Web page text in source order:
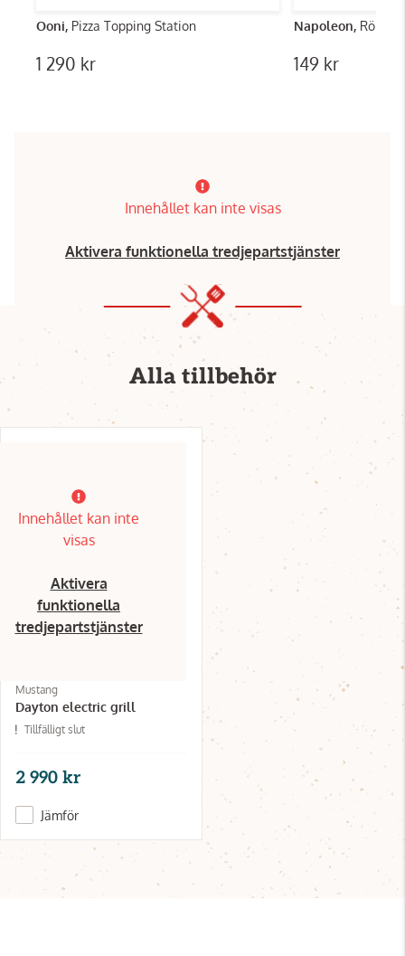
Ooni, Pizza Topping Station
1 290 kr
Napoleon,
149 kr
Innehållet kan inte visas
Aktivera funktionella tredjepartstjänster
Alla tillbehör
Innehållet kan inte
visas
Aktivera
funktionella
tredjepartstjänster
Mustang
Dayton electric grill
Tillfälligt slut
2 990 kr
Jämför